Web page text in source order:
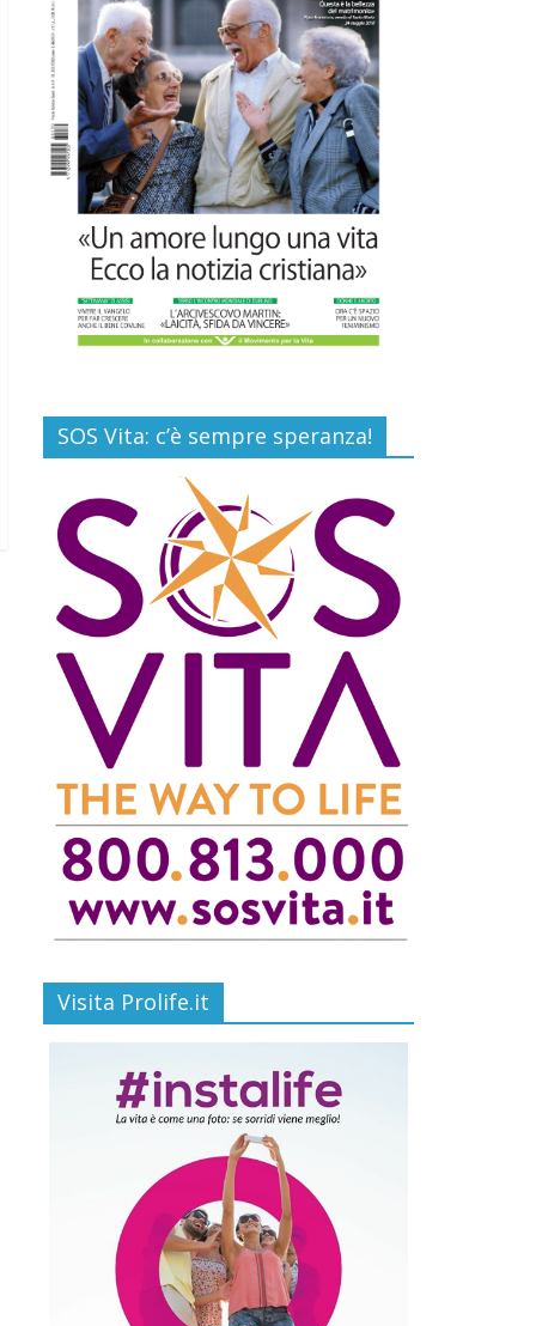
Commenti disabilitati
EDITORIA: “LETTERE
AL POPOLO DELLA
VITA”
13 Luglio 2026
Commenti disabilitati
Paolo VI, un santo che
canta la bellezza della
vita
6 Agosto 2026
Commenti disabilitati
SOS Vita: c’è sempre speranza!
Visita Prolife.it